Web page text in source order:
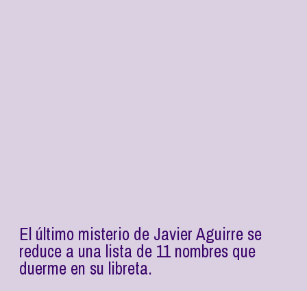
El último misterio de Javier Aguirre se
reduce a una lista de 11 nombres que
duerme en su libreta.